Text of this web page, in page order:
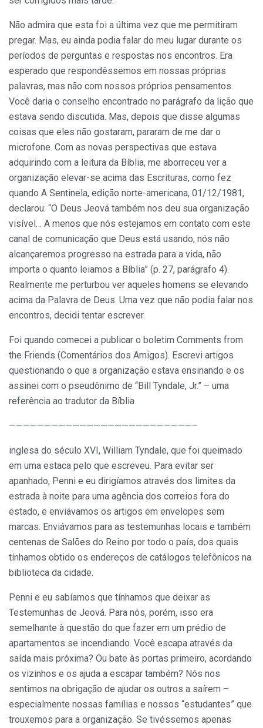
Não admira que esta foi a última vez que me permitiram
pregar. Mas, eu ainda podia falar do meu lugar durante os
períodos de perguntas e respostas nos encontros. Era
esperado que respondêssemos em nossas próprias
palavras, mas não com nossos próprios pensamentos.
Você daria o conselho encontrado no parágrafo da lição que
estava sendo discutida. Mas, depois que disse algumas
coisas que eles não gostaram, pararam de me dar o
microfone. Com as novas perspectivas que estava
adquirindo com a leitura da Bíblia, me aborreceu ver a
organização elevar-se acima das Escrituras, como fez
quando A Sentinela, edição norte-americana, 01/12/1981,
declarou: “O Deus Jeová também nos deu sua organização
visível… A menos que nós estejamos em contato com este
canal de comunicação que Deus está usando, nós não
alcançaremos progresso na estrada para a vida, não
importa o quanto leiamos a Bíblia” (p. 27, parágrafo 4).
Realmente me perturbou ver aqueles homens se elevando
acima da Palavra de Deus. Uma vez que não podia falar nos
encontros, decidi tentar escrever.
Foi quando comecei a publicar o boletim Comments from
the Friends (Comentários dos Amigos). Escrevi artigos
questionando o que a organização estava ensinando e os
assinei com o pseudônimo de “Bill Tyndale, Jr.” – uma
referência ao tradutor da Bíblia
——————————————————————————–
inglesa do século XVI, William Tyndale, que foi queimado
em uma estaca pelo que escreveu. Para evitar ser
apanhado, Penni e eu dirigíamos através dos limites da
estrada à noite para uma agência dos correios fora do
estado, e enviávamos os artigos em envelopes sem
marcas. Enviávamos para as testemunhas locais e também
centenas de Salões do Reino por todo o país, dos quais
tínhamos obtido os endereços de catálogos telefônicos na
biblioteca da cidade.
Penni e eu sabíamos que tínhamos que deixar as
Testemunhas de Jeová. Para nós, porém, isso era
semelhante à questão do que fazer em um prédio de
apartamentos se incendiando. Você escapa através da
saída mais próxima? Ou bate às portas primeiro, acordando
os vizinhos e os ajuda a escapar também? Nós nos
sentimos na obrigação de ajudar os outros a saírem –
especialmente nossas famílias e nossos “estudantes” que
trouxemos para a organização. Se tivéssemos apenas